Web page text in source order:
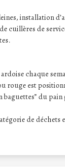
installation
cuillères de
chaque
rouge est
du
de déchets